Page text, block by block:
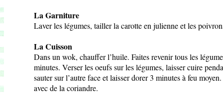
La Garniture
Laver les légumes, tailler la carotte en julienne et les
La Cuisson
Dans un wok, chauffer l’huile. Faites revenir tous les
minutes. Verser les oeufs sur les légumes, laisser cuire
sauter sur l’autre face et laisser dorer 3 minutes à feu
avec de la coriandre.